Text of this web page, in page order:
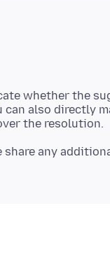
whether the
also directly
any